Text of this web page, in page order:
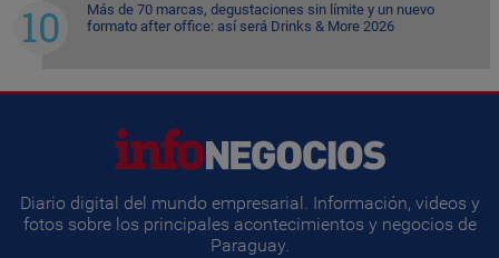
Más de 70 marcas, degustaciones sin límite y un nuevo
formato after office: así será Drinks & More 2026
Diario digital del mundo empresarial. Información, videos y
fotos sobre los principales acontecimientos y negocios de
Paraguay.